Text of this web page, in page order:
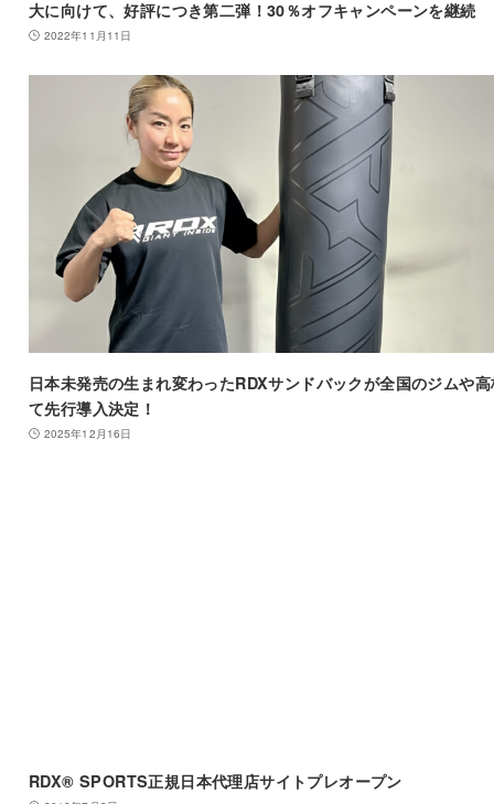
大に向けて、好評につき第二弾！30％オフキャンペーンを継続
2022年11月11日
日本未発売の生まれ変わったRDXサンドバックが全国のジムや
て先行導入決定！
2025年12月16日
RDX® SPORTS正規日本代理店サイトプレオープン